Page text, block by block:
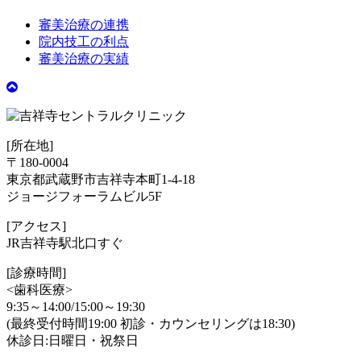
審美治療の連携
院内技工の利点
審美治療の実績
[所在地]
〒180-0004
東京都武蔵野市吉祥寺本町1-4-18
ジョージフォーラムビル5F
[アクセス]
JR吉祥寺駅北口すぐ
[診療時間]
<歯科医療>
9:35～14:00/15:00～19:30
(最終受付時間19:00 初診・カウンセリングは18:30)
休診日:日曜日・祝祭日